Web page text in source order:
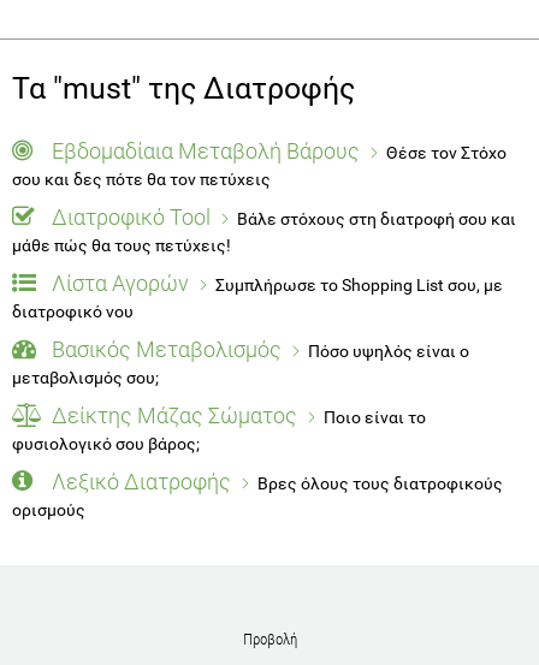
Τα "must" της Διατροφής
Εβδομαδίαια Μεταβολή Βάρους
Θέσε τον Στόχο
σου και δες πότε θα τον πετύχεις
Διατροφικό Tool
Βάλε στόχους στη διατροφή σου και
μάθε πώς θα τους πετύχεις!
Λίστα Αγορών
Συμπλήρωσε το Shopping List σου, με
διατροφικό νου
Βασικός Μεταβολισμός
Πόσο υψηλός είναι ο
μεταβολισμός σου;
Δείκτης Μάζας Σώματος
Ποιο είναι το
φυσιολογικό σου βάρος;
Λεξικό Διατροφής
Βρες όλους τους διατροφικούς
ορισμούς
Προβολή